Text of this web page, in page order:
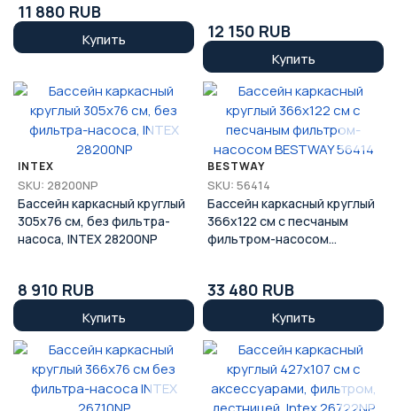
11 880 RUB
Купить 12 150 RUB
Купить
INTEX
SKU: 28200NP
Бассейн каркасный круглый
305х76 см, без фильтра-
насоса, INTEX 28200NP
8 910 RUB
Купить
BESTWAY
SKU: 56414
Бассейн каркасный круглый
366х122 см с песчаным
фильтром-насосом
33 480 RUB
Купить